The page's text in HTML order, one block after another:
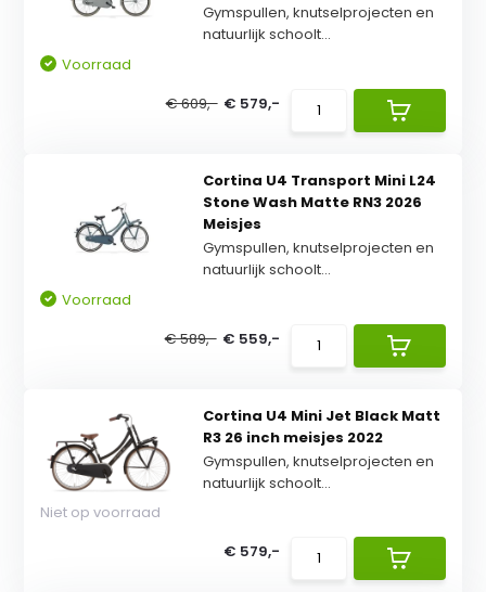
Gymspullen, knutselprojecten en
natuurlijk schoolt...
Voorraad
€ 609,- € 579,-
Cortina U4 Transport Mini L24
Stone Wash Matte RN3 2026
Meisjes
Gymspullen, knutselprojecten en
natuurlijk schoolt...
Voorraad
€ 589,- € 559,-
Cortina U4 Mini Jet Black Matt
R3 26 inch meisjes 2022
Gymspullen, knutselprojecten en
natuurlijk schoolt...
Niet op voorraad
€ 579,-